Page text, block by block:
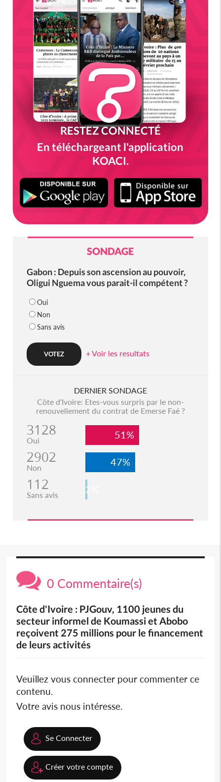
RESTEZ CONNECTÉ
En téléchargeant l'application
KOACI.
SONDAGE
Gabon : Depuis son ascension au pouvoir,
Oligui Nguema vous parait-il compétent ?
Oui
Non
Sans avis
+ Voir les resultats
DERNIER SONDAGE
Côte d'Ivoire: Etes-vous surpris par le non-
renouvellement du contrat de Emerse Faé ?
3128
Oui 51%
2902
Non 47%
112
Sans avis 2%
0 Commentaire(s)
Côte d'Ivoire : PJGouv, 1100 jeunes du
secteur informel de Koumassi et Abobo
reçoivent 275 millions pour le financement
de leurs activités
Veuillez vous connecter pour commenter ce
contenu.
Votre avis nous intéresse.
Se Connecter
Créer votre compte